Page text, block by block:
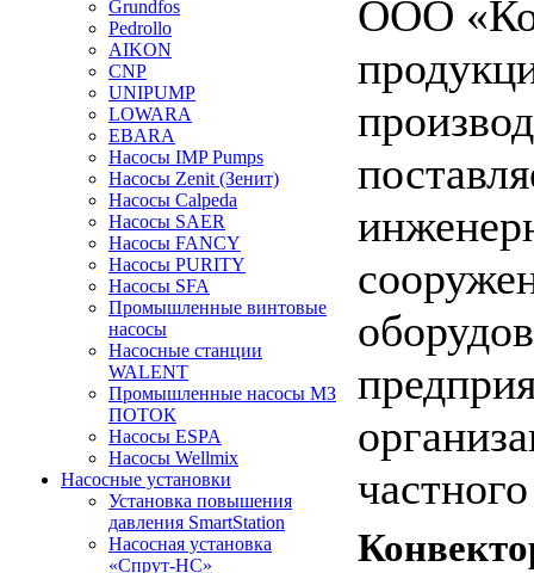
Grundfos
Pedrollo
AIKON
CNP
UNIPUMP
LOWARA
EBARA
Насосы IMP Pumps
Насосы Zenit (Зенит)
Насосы Calpeda
Насосы SAER
Насосы FANCY
Насосы PURITY
Насосы SFA
Промышленные винтовые
насосы
Насосные станции
WALENT
Промышленные насосы МЗ
ПОТОК
Насосы ESPA
Насосы Wellmix
Насосные установки
Установка повышения
давления SmartStation
Насосная установка
«Спрут-НС»
ООО